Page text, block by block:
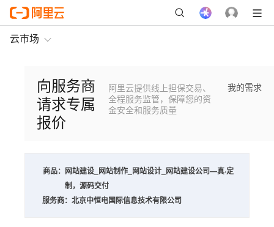
云市场
向服务商
请求专属
报价
阿里云提供线上担保交易、
全程服务监管，保障您的资
金安全和服务质量
我的需求
商品： 网站建设_网站制作_网站设计_网站建设公司—真·定
制，源码交付
服务商： 北京中恒电国际信息技术有限公司